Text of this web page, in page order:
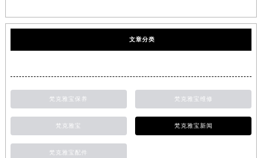
文章分类
梵克雅宝保养 梵克雅宝维修
梵克雅宝 梵克雅宝新闻
梵克雅宝配件